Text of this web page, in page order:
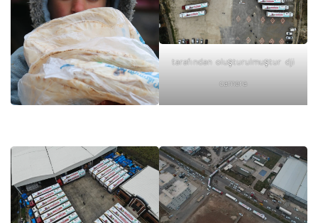
tarafından oluşturulmuştur dji
camera